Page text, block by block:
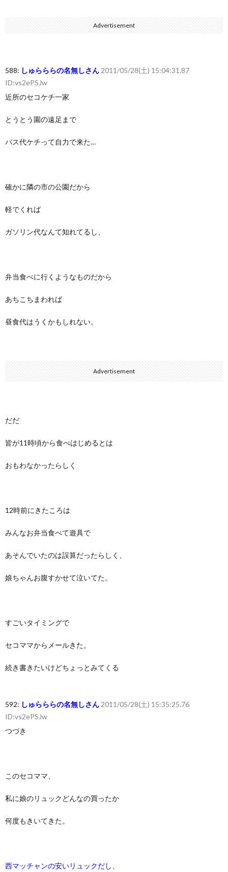
娘の誕生日に焼肉に向かう途中で、地味な女性がDQNに胸倉をつ...
いきなり円高 (7/30)
【セール】Apple Apple Watch、iPhoneや...
(7/30)
可愛い彼女が部屋に入ってきた。もしかしてニンジャ？→スタイリ...
(7/30)
Advertisement
588: しゅらららの名無しさん 2011/05/28(土) 15:04:31.87
ID:vs2ePSJw
近所のセコケチ一家
とうとう園の遠足まで
バス代ケチって自力で来た…
確かに隣の市の公園だから
軽でくれば
ガソリン代なんて知れてるし、
弁当食べに行くようなものだから
あちこちまわれば
昼食代はうくかもしれない。
Advertisement
だだ
皆が11時頃から食べはじめるとは
おもわなかったらしく
12時前にきたころは
みんなお弁当食べて遊具で
あそんでいたのは誤算だったらしく、
娘ちゃんお腹すかせて泣いてた。
すごいタイミングで
セコママからメールきた。
続き書きたいけどちょっとみてくる
592: しゅらららの名無しさん 2011/05/28(土) 15:35:25.76
ID:vs2ePSJw
つづき
このセコママ、
私に娘のリュックどんなの買ったか
何度もきいてきた。
西マッチャンの安いリュックだし、